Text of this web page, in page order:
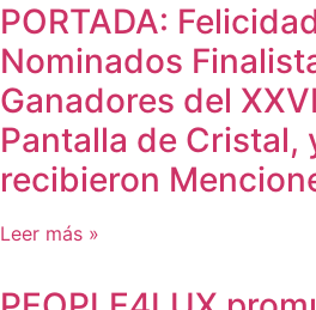
PORTADA:
Nominados
Ganadores del
Pantalla de Cristal,
recibieron
Leer más »